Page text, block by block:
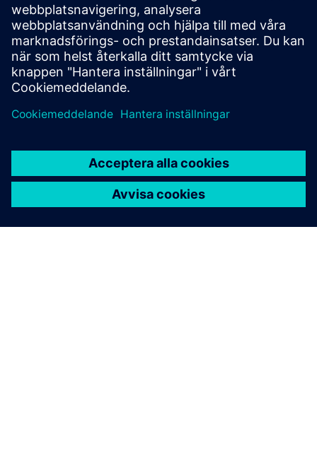
El-Watch is a technology company that develops and
produces energy-efficient electronics and wireless
communications. Compatible to Siemens’ Senseye.
Läs mer